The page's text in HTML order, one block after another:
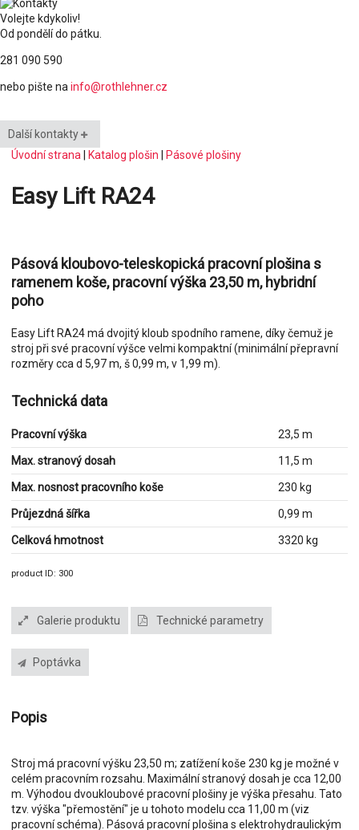
Volejte kdykoliv!
Od pondělí do pátku.
281 090 590
nebo pište na info@rothlehner.cz
Další kontakty
Úvodní strana
Katalog plošin Pásové plošiny
Easy Lift RA24
Pásová kloubovo-teleskopická pracovní plošina s
ramenem koše, pracovní výška 23,50 m, hybridní
poho
Easy Lift RA24 má dvojitý kloub spodního ramene, díky čemuž je
stroj při své pracovní výšce velmi kompaktní (minimální přepravní
rozměry cca d 5,97 m, š 0,99 m, v 1,99 m).
Technická data
Pracovní výška 23,5 m
Max. stranový dosah 11,5 m
Max. nosnost pracovního koše 230 kg
Průjezdná šířka 0,99 m
Celková hmotnost 3320 kg
product ID: 300
Galerie produktu Technické parametry
Poptávka
Popis
Stroj má pracovní výšku 23,50 m; zatížení koše 230 kg je možné v
celém pracovním rozsahu. Maximální stranový dosah je cca 12,00
m. Výhodou dvoukloubové pracovní plošiny je výška přesahu. Tato
tzv. výška "přemostění" je u tohoto modelu cca 11,00 m (viz
pracovní schéma). Pásová pracovní plošina s elektrohydraulickým